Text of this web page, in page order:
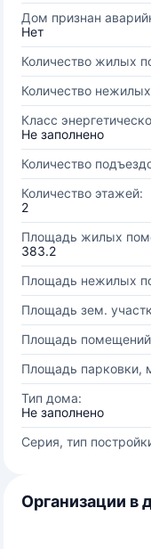
Дом признан
Нет
Количество жилых
Количество
Класс
Не заполнено
Количество
Количество этажей:
2
Площадь жилых
383.2
Площадь нежилых
Площадь зем.
Площадь
Площадь парковки,
Тип дома:
Не заполнено
Серия, тип
Организации в